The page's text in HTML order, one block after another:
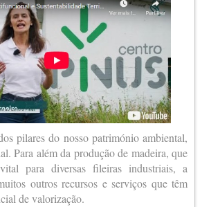
pilares do nosso património ambiental,
Para além da produção de madeira, que
para diversas fileiras industriais, a
outros recursos e serviços que têm
de valorização.